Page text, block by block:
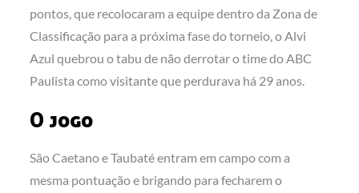
pontos, que recolocaram a equipe dentro da Zona de
Classificação para a próxima fase do torneio, o Alvi
Azul quebrou o tabu de não derrotar o time do ABC
Paulista como visitante que perdurava há 29 anos.
O jogo
São Caetano e Taubaté entram em campo com a
mesma pontuação e brigando para fecharem o